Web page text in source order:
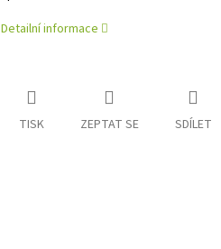
Detailní informace
TISK ZEPTAT SE SDÍLET